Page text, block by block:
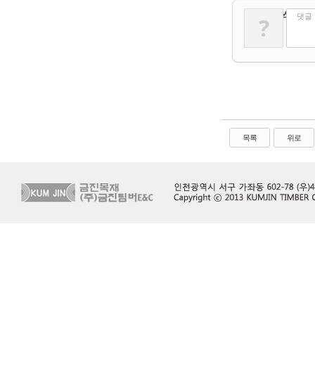
댓글 쓰기
? 댓글
목록 위로